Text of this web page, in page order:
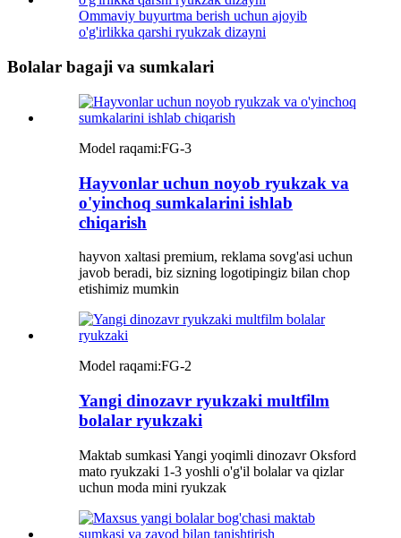
Ommaviy buyurtma berish uchun ajoyib
o'g'irlikka qarshi ryukzak dizayni
Bolalar bagaji va sumkalari
Model raqami:FG-3
Hayvonlar uchun noyob ryukzak va
o'yinchoq sumkalarini ishlab
chiqarish
hayvon xaltasi premium, reklama sovg'asi uchun
javob beradi, biz sizning logotipingiz bilan chop
etishimiz mumkin
Model raqami:FG-2
Yangi dinozavr ryukzaki multfilm
bolalar ryukzaki
Maktab sumkasi Yangi yoqimli dinozavr Oksford
mato ryukzaki 1-3 yoshli o'g'il bolalar va qizlar
uchun moda mini ryukzak